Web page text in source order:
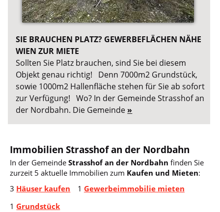
SIE BRAUCHEN PLATZ? GEWERBEFLÄCHEN NÄHE
WIEN ZUR MIETE
Sollten Sie Platz brauchen, sind Sie bei diesem
Objekt genau richtig! Denn 7000m2 Grundstück,
sowie 1000m2 Hallenfläche stehen für Sie ab sofort
zur Verfügung! Wo? In der Gemeinde Strasshof an
der Nordbahn. Die Gemeinde »
Immobilien Strasshof an der Nordbahn
In der GemeindeStrasshof an der Nordbahn finden Sie
zurzeit 5 aktuelle Immobilien zum Kaufen und Mieten:
3 Häuser kaufen 1 Gewerbeimmobilie mieten
1Grundstück